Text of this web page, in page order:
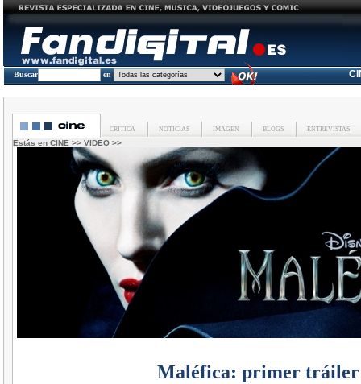
Buscar en
CRITICA NOTICIAS IMAGEN BLOGS ENTREVISTAS
Estás en CINE >> VIDEO >>
Maléfica: primer tráiler